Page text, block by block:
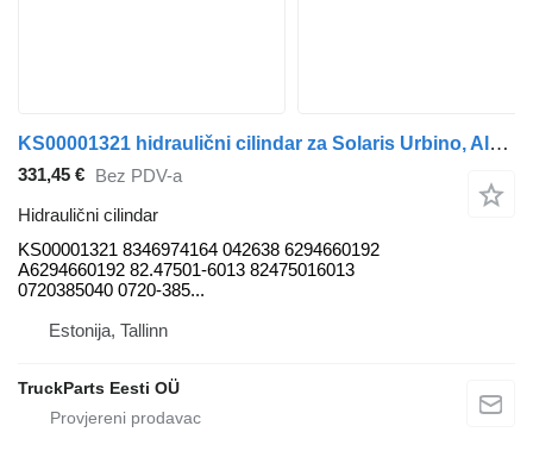
KS00001321 hidraulični cilindar za Solaris Urbino, Alpino, Vacanza (1999-) autobusa
331,45 €
Bez PDV-a
Hidraulični cilindar
KS00001321 8346974164 042638 6294660192
A6294660192 82.47501-6013 82475016013
0720385040 0720-385...
Estonija, Tallinn
TruckParts Eesti OÜ